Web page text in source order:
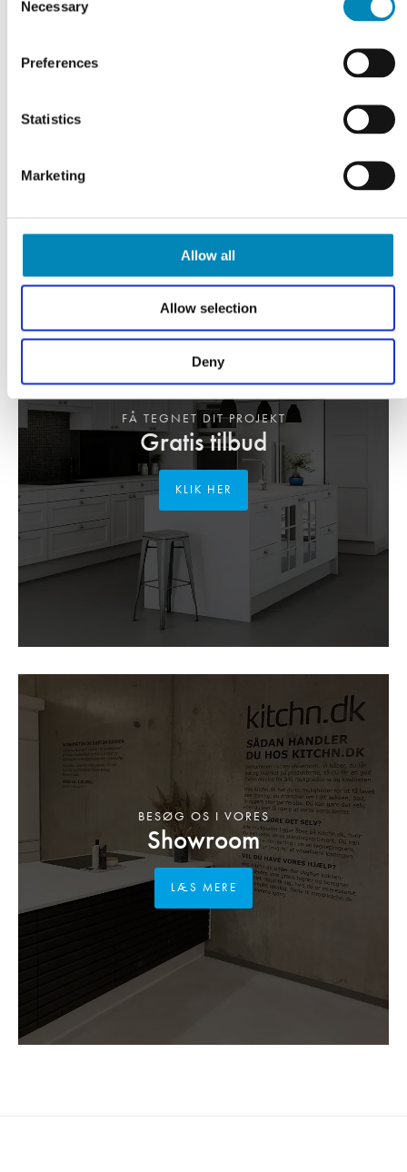
Selection
Necessary
Preferences
Statistics
Marketing
Allow all
Allow selection
Deny
Gratis tilbud
FÅ TEGNET DIT PROJEKT
KLIK HER
Showroom
BESØG OS I VORES
LÆS MERE